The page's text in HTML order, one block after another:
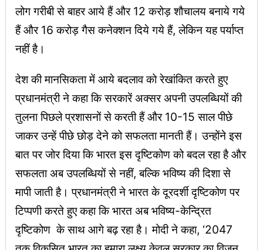
लोग गरीबी से बाहर आये हैं और 12 करोड़ शौचालय बनाये गये
हैं और 16 करोड़ गैस कनेक्शन दिये गये हैं, लेकिन यह पर्याप्त
नहीं है।
देश की मानसिकता में आये बदलाव को रेखांकित करते हुए
प्रधानमंत्री ने कहा कि सरकारें अक्सर अपनी उपलब्धियों की
तुलना पिछले प्रशासनों से करती हैं और 10-15 साल पीछे
जाकर उन्हें पीछे छोड़ देने को सफलता मानती हैं। उन्होंने इस
बात पर जोर दिया कि भारत इस दृष्टिकोण को बदल रहा है और
सफलता अब उपलब्धियों से नहीं, बल्कि भविष्य की दिशा से
मापी जाती है। प्रधानमंत्री ने भारत के दूरदर्शी दृष्टिकोण पर
टिप्पणी करते हुए कहा कि भारत अब भविष्य-केन्द्रित
दृष्टिकोण के साथ आगे बढ़ रहा है। मोदी ने कहा, ‘2047